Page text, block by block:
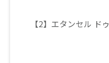
【2】エタンセル ド